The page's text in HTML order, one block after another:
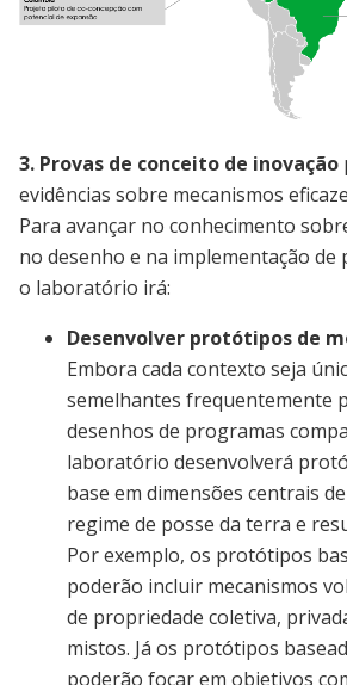
3. Provas de conceito de inovação
evidências sobre mecanismos
Para avançar no conhecimento
no desenho e na implementação de
o laboratório irá:
Desenvolver protótipos de
Embora cada contexto seja
semelhantes frequentemente
desenhos de programas
laboratório desenvolverá
base em dimensões centrais
regime de posse da terra e
Por exemplo, os protótipos
poderão incluir mecanismos
de propriedade coletiva,
mistos. Já os protótipos
poderão focar em objetivos